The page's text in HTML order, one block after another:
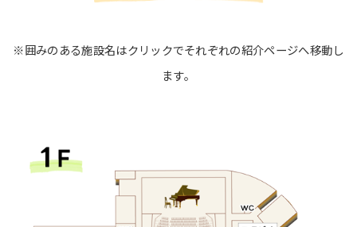
※囲みのある施設名はクリックでそれぞれの紹介ページへ移動し
ます。